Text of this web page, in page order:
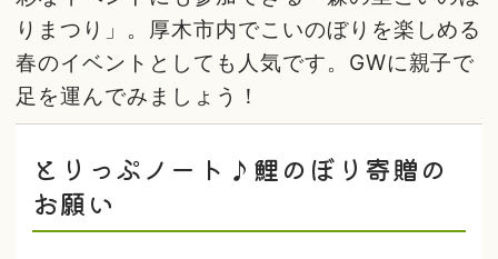
りまつり」。厚木市内でこいのぼりを楽しめる
春のイベントとしても人気です。GWに親子で
足を運んでみましょう！
とりっぷノート♪鯉のぼり寄贈の
お願い